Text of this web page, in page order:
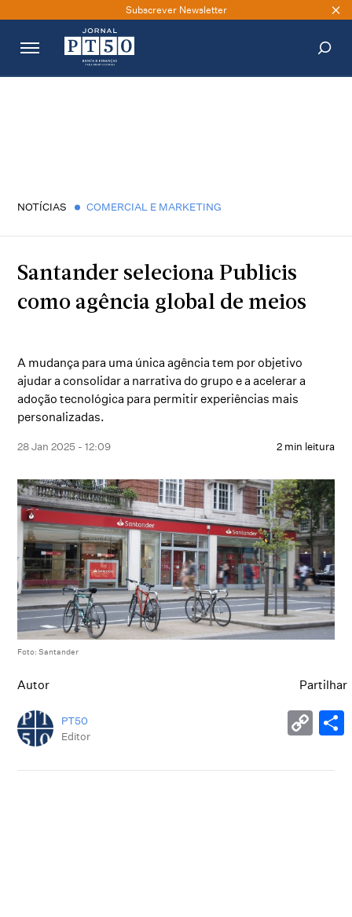
Subscrever Newsletter
NOTÍCIAS COMERCIAL E MARKETING
Santander seleciona Publicis
como agência global de meios
A mudança para uma única agência tem por objetivo
ajudar a consolidar a narrativa do grupo e a acelerar a
adoção tecnológica para permitir experiências mais
personalizadas.
28 Jan 2025 - 12:09 2 min leitura
Foto: Santander
Autor
PT50
Editor
Partilhar